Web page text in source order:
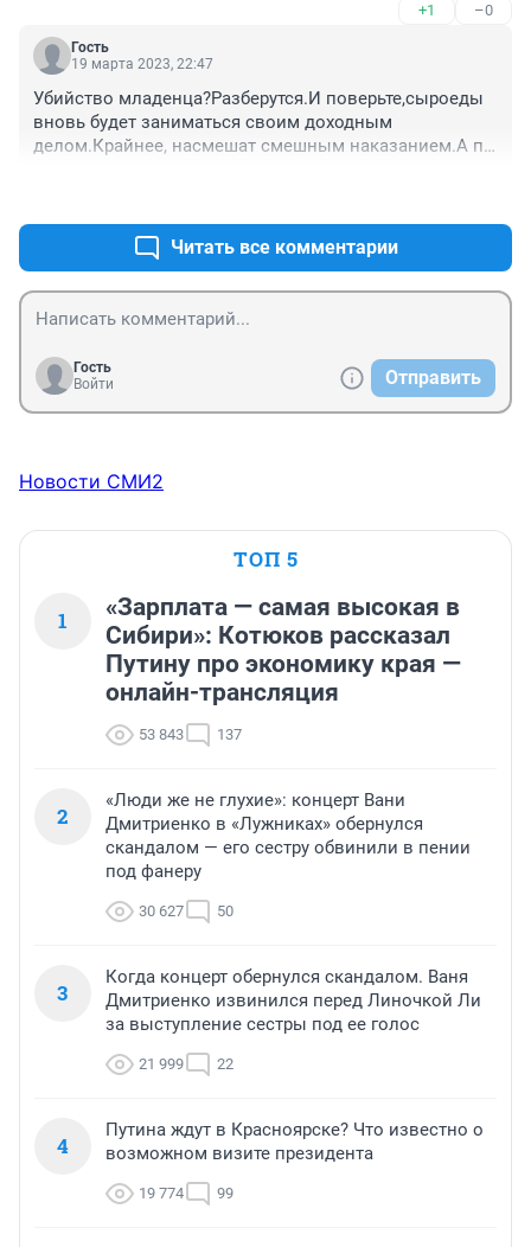
+1 –0
Гость
19 марта 2023, 22:47
Убийство младенца?Разберутся.И поверьте,сыроеды
вновь будет заниматься своим доходным
делом.Крайнее, насмешат смешным наказанием.А по
Читать все комментарии
Гость
Войти
Отправить
Новости СМИ2
ТОП 5
1
«Зарплата — самая высокая в
Сибири»: Котюков рассказал
Путину про экономику края —
онлайн-трансляция
53 843 137
2
«Люди же не глухие»: концерт Вани
Дмитриенко в «Лужниках» обернулся
скандалом — его сестру обвинили в пении
под фанеру
30 627 50
3
Когда концерт обернулся скандалом. Ваня
Дмитриенко извинился перед Линочкой Ли
за выступление сестры под ее голос
21 999 22
4
Путина ждут в Красноярске? Что известно о
возможном визите президента
19 774 99